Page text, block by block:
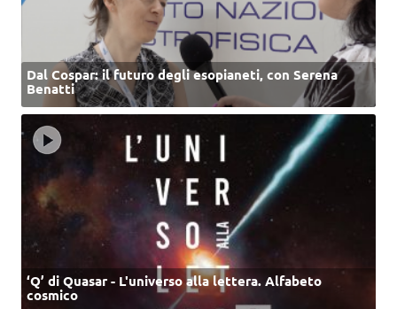
Dal Cospar: il futuro degli esopianeti, con Serena
Benatti
‘Q’ di Quasar - L'universo alla lettera. Alfabeto
cosmico